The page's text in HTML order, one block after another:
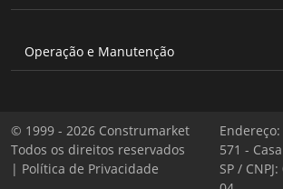
Operação e Manutenção
© 1999 - 2026 Construmarket
Todos os direitos reservados
| Política de Privacidade
571 -
SP /